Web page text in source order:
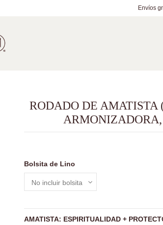
Envíos
RODADO DE
Bolsita de Lino
AMATISTA: ESPIRITUALIDAD +